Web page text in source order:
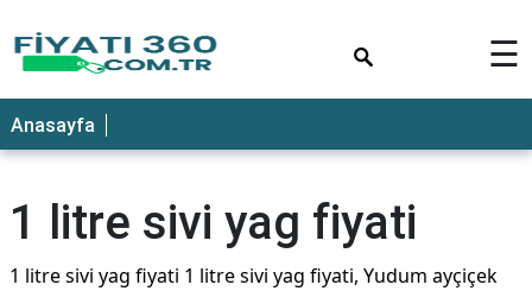
☰
Anasayfa
1 litre sivi yag fiyati
1 litre sivi yag fiyati 1 litre sivi yag fiyati, Yudum ayçiçek